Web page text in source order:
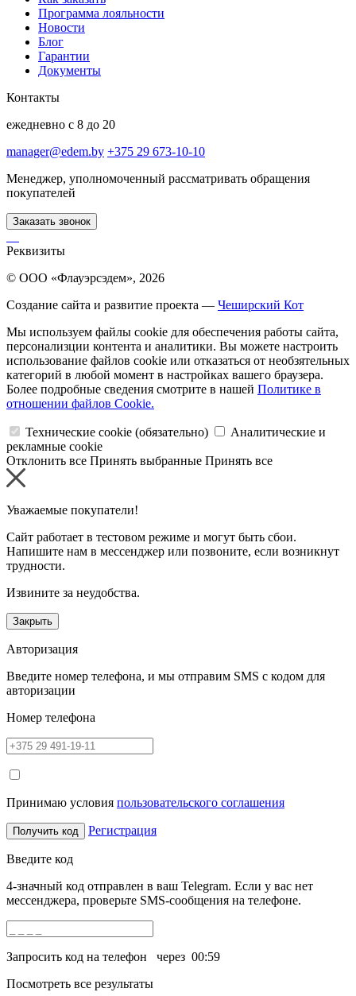
Программа лояльности
Новости
Блог
Гарантии
Документы
Контакты
ежедневно с 8 до 20
manager@edem.by +375 29 673-10-10
Менеджер, уполномоченный рассматривать обращения
покупателей
Заказать звонок
Реквизиты
© ООО «Флауэрсэдем», 2026
Создание сайта и развитие проекта — Чеширский Кот
Мы используем файлы cookie для обеспечения работы сайта,
персонализции контента и аналитики. Вы можете настроить
использование файлов cookie или отказаться от необзятельных
категорий в любой момент в настройках вашего браузера.
Более подробные сведения смотрите в нашей Политике в
отношении файлов Cookie.
Технические cookie (обязательно)
Аналитические и
рекламные cookie
Отклонить все Принять выбранные Принять все
Уважаемые покупатели!
Сайт работает в тестовом режиме и могут быть сбои.
Напишите нам в мессенджер или позвоните, если возникнут
трудности.
Извините за неудобства.
Закрыть
Авторизация
Введите номер телефона, и мы отправим SMS с кодом для
авторизации
Номер телефона
Принимаю условия пользовательского соглашения
Получить код Регистрация
Введите код
4-значный код отправлен в ваш Telegram. Если у вас нет
мессенджера, проверьте SMS-сообщения на телефоне.
Запросить код на телефон через 00:59
Посмотреть все результаты